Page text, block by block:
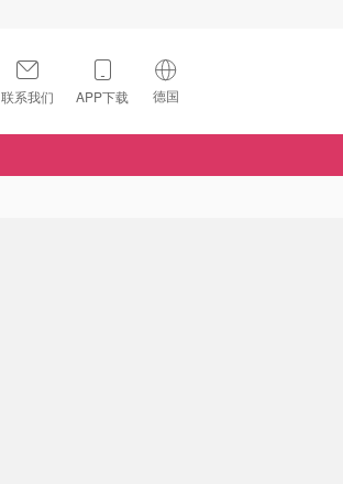
联系我们 APP下载 德国
🇺🇸